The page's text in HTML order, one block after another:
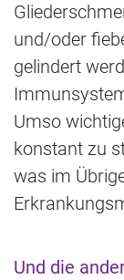
und/oder
gelindert
Umso
konstant zu
was im
Und die